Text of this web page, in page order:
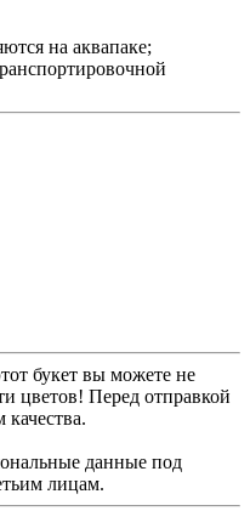
на аквапаке;
букет вы можете не
цветов! Перед отправкой
качества.
данные под
лицам.